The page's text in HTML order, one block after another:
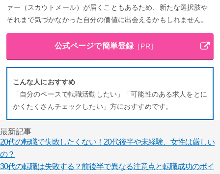
ァー（スカウトメール）が届くこともあるため、新たな選択肢や
それまで気づかなかった自分の価値に出会えるかもしれません。
公式ページで簡単登録 ［PR］
こんな人におすすめ
「自分のペースで転職活動したい」「可能性のある求人をとに
かくたくさんチェックしたい」方におすすめです。
最新記事
20代の転職で失敗したくない！20代後半や未経験、女性は厳しい
の？
30代の転職は失敗する？前後半で異なる注意点と転職成功のポイ